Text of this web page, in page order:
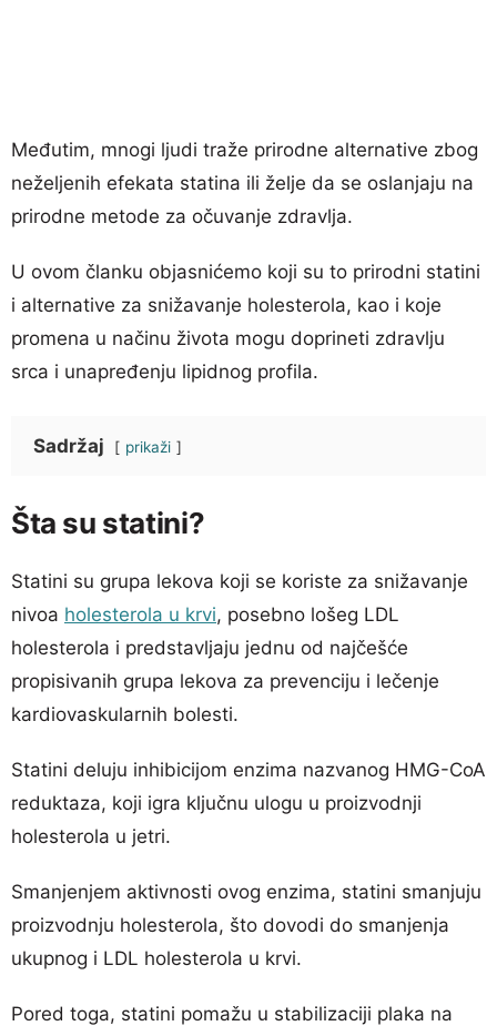
Međutim, mnogi ljudi traže prirodne alternative zbog
neželjenih efekata statina ili želje da se oslanjaju na
prirodne metode za očuvanje zdravlja.
U ovom članku objasnićemo koji su to prirodni statini
i alternative za snižavanje holesterola, kao i koje
promena u načinu života mogu doprineti zdravlju
srca i unapređenju lipidnog profila.
Sadržaj prikaži
Šta su statini?
Statini su grupa lekova koji se koriste za snižavanje
nivoa holesterola u krvi, posebno lošeg LDL
holesterola i predstavljaju jednu od najčešće
propisivanih grupa lekova za prevenciju i lečenje
kardiovaskularnih bolesti.
Statini deluju inhibicijom enzima nazvanog HMG-CoA
reduktaza, koji igra ključnu ulogu u proizvodnji
holesterola u jetri.
Smanjenjem aktivnosti ovog enzima, statini smanjuju
proizvodnju holesterola, što dovodi do smanjenja
ukupnog i LDL holesterola u krvi.
Pored toga, statini pomažu u stabilizaciji plaka na